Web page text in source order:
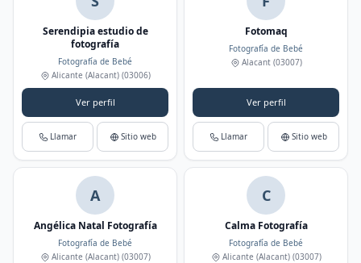
Serendipia estudio de
fotografía
Fotografía de Bebé
Alicante (Alacant)(03006)
Ver perfil
Llamar Sitio web
Fotomaq
Fotografía de Bebé
Alacant(03007)
Ver perfil
Llamar Sitio web
A
Angélica Natal Fotografía
Fotografía de Bebé
Alicante (Alacant)(03007)
C
Calma Fotografía
Fotografía de Bebé
Alicante (Alacant)(03007)